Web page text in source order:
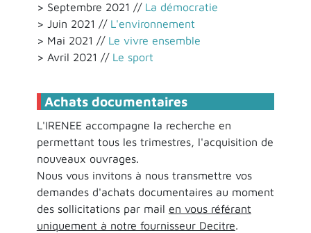
> Septembre 2021 // La démocratie
> Juin 2021 // L'environnement
> Mai 2021 // Le vivre ensemble
> Avril 2021 // Le sport
Achats documentaires
L'IRENEE accompagne la recherche en
permettant tous les trimestres, l'acquisition de
nouveaux ouvrages.
Nous vous invitons à nous transmettre vos
demandes d'achats documentaires au moment
des sollicitations par mail en vous référant
uniquement à notre fournisseur Decitre.